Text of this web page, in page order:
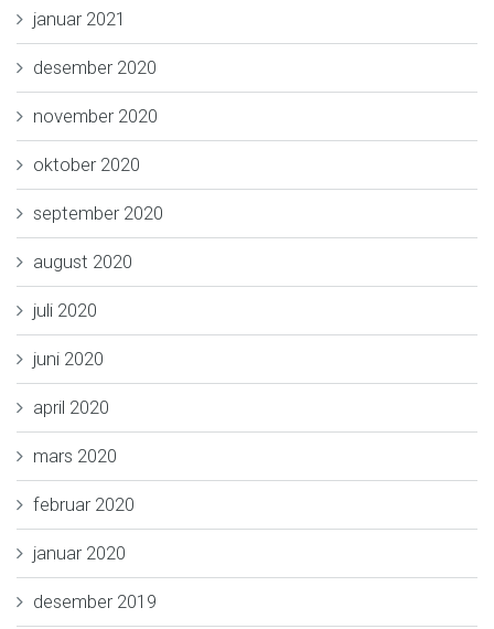
januar 2021
desember 2020
november 2020
oktober 2020
september 2020
august 2020
juli 2020
juni 2020
april 2020
mars 2020
februar 2020
januar 2020
desember 2019